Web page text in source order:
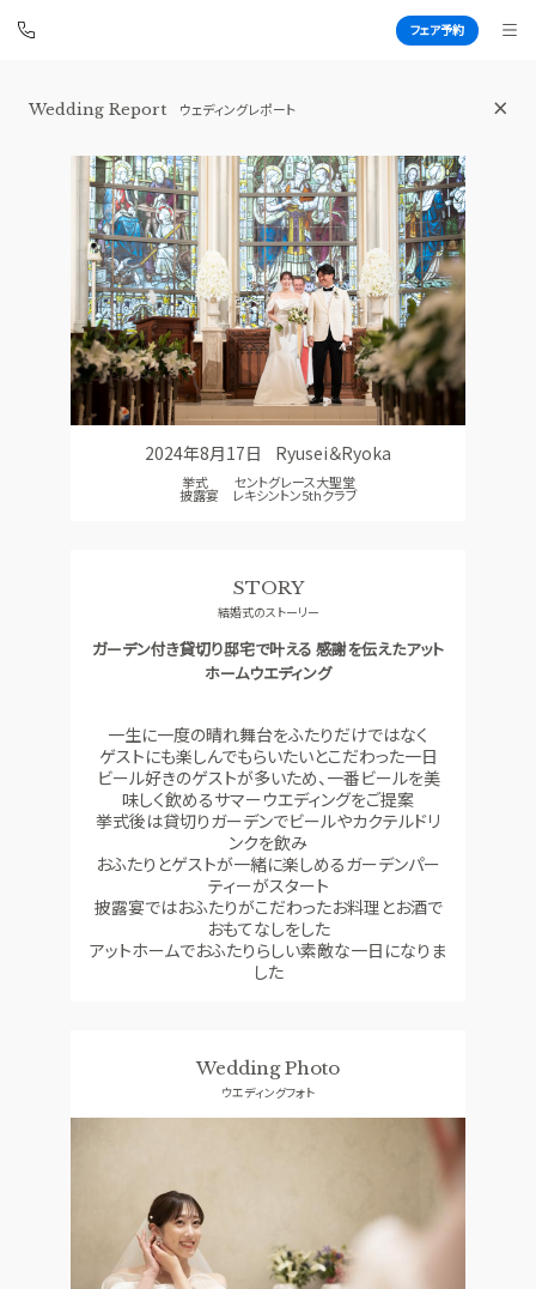
フェア予約
青山セントグレース大聖堂
TOP
トップ
BRIDAL FAIR
ブライダルフェア
FAIR CAMPAIGN
フェアキャンペーンのご案内
WEDDING REPORT
体験者レポート
PHOTO GALLERY
フォトギャラリー
PLAN
プラン
CEREMONY PARTY
披露宴会場
SMALL WEDDING ACCESS
QA
SUPPORT
お手伝い
お問い合わせ
Wedding Report ウェディングレポート
2024年8月17日 Ryusei＆Ryoka
挙式 セントグレース大聖堂
披露宴 レキシントン5thクラブ
STORY
結婚式のストーリー
ガーデン付き貸切り邸宅で叶える 感謝を伝えたアット
ホームウエディング
一生に一度の晴れ舞台をふたりだけではなく
ゲストにも楽しんでもらいたいとこだわった一日
ビール好きのゲストが多いため、一番ビールを美
味しく飲めるサマーウエディングをご提案
挙式後は貸切りガーデンでビールやカクテルドリ
ンクを飲み
おふたりとゲストが一緒に楽しめるガーデンパー
ティーがスタート
披露宴ではおふたりがこだわったお料理とお酒で
おもてなしをした
アットホームでおふたりらしい素敵な一日になりま
した
Wedding Photo
ウエディングフォト